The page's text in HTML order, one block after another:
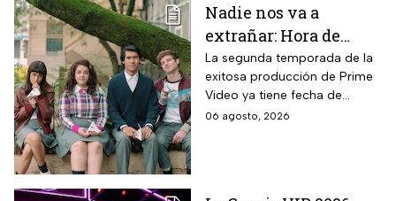
Nadie nos va a
extrañar: Hora de
estreno de la
Temporada 2 y reparto
completo
La segunda temporada de la
exitosa producción de Prime
Video ya tiene fecha de
estreno. Conoce el horario en
06 agosto, 2026